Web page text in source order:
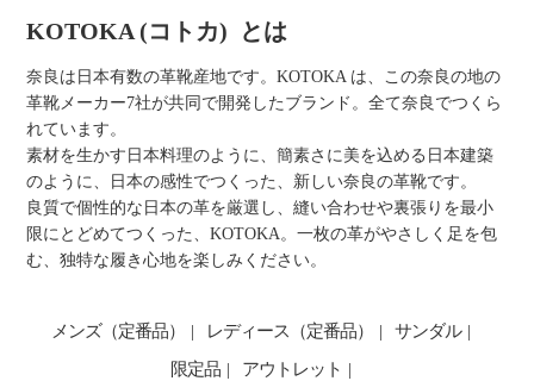
KOTOKA (コトカ) とは
奈良は⽇本有数の⾰靴産地です。KOTOKA は、この奈良の地の
⾰靴メーカー7社が共同で開発したブランド。全て奈良でつくら
れています。
素材を⽣かす⽇本料理のように、簡素さに美を込める⽇本建築
のように、⽇本の感性でつくった、新しい奈良の⾰靴です。
良質で個性的な⽇本の⾰を厳選し、縫い合わせや裏張りを最⼩
限にとどめてつくった、KOTOKA。⼀枚の⾰がやさしく⾜を包
む、独特な履き⼼地を楽しみください。
メンズ（定番品） レディース（定番品）
サンダル
限定品
アウトレット